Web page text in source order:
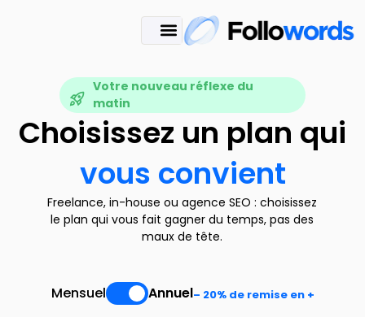
Votre nouveau réflexe du
matin
Choisissez un plan qui
vous convient
Freelance, in-house ou agence SEO : choisissez
le plan qui vous fait gagner du temps, pas des
maux de tête.
Mensuel Annuel– 20% de remise en +